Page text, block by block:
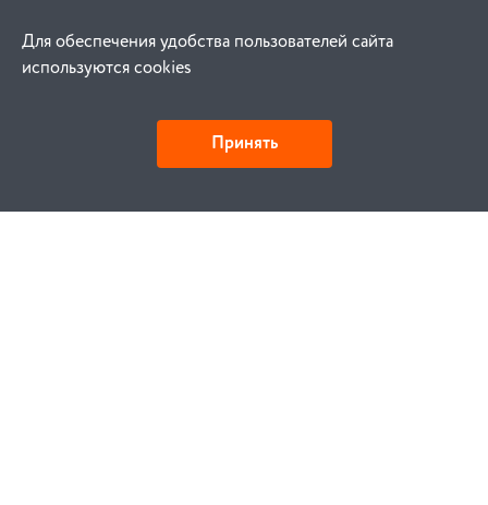
Для обеспечения удобства пользователей сайта
используются cookies
Принять